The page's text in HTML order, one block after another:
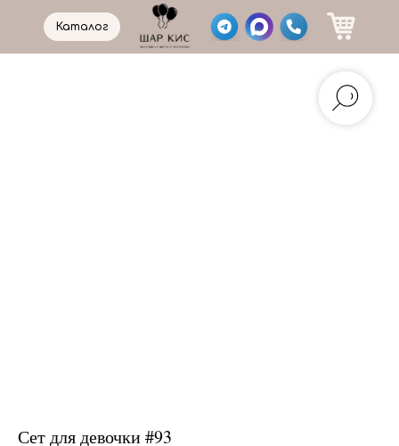
Каталог
Сет для девочки #93